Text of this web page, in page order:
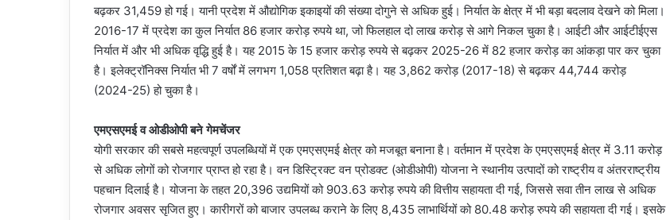
बढ़कर 31,459 हो गई। यानी प्रदेश में औद्योगिक इकाइयों की संख्या दोगुने से अधिक हुई। निर्यात के क्षेत्र में भी बड़ा बदलाव देखने को मिला।
2016-17 में प्रदेश का कुल निर्यात 86 हजार करोड़ रुपये था, जो फिलहाल दो लाख करोड़ से आगे निकल चुका है। आईटी और आईटीईएस
निर्यात में और भी अधिक वृद्धि हुई है। यह 2015 के 15 हजार करोड़ रुपये से बढ़कर 2025-26 में 82 हजार करोड़ का आंकड़ा पार कर चुका
है। इलेक्ट्रॉनिक्स निर्यात भी 7 वर्षों में लगभग 1,058 प्रतिशत बढ़ा है। यह 3,862 करोड़ (2017-18) से बढ़कर 44,744 करोड़
(2024-25) हो चुका है।
एमएसएमई व ओडीओपी बने गेमचेंजर
योगी सरकार की सबसे महत्वपूर्ण उपलब्धियों में एक एमएसएमई क्षेत्र को मजबूत बनाना है। वर्तमान में प्रदेश के एमएसएमई क्षेत्र में 3.11 करोड़
से अधिक लोगों को रोजगार प्राप्त हो रहा है। वन डिस्ट्रिक्ट वन प्रोडक्ट (ओडीओपी) योजना ने स्थानीय उत्पादों को राष्ट्रीय व अंतरराष्ट्रीय
पहचान दिलाई है। योजना के तहत 20,396 उद्यमियों को 903.63 करोड़ रुपये की वित्तीय सहायता दी गई, जिससे सवा तीन लाख से अधिक
रोजगार अवसर सृजित हुए। कारीगरों को बाजार उपलब्ध कराने के लिए 8,435 लाभार्थियों को 80.48 करोड़ रुपये की सहायता दी गई। इसके